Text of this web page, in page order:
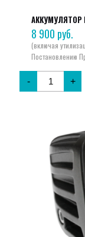
АККУМУЛЯТОР
8 900 руб.
- +